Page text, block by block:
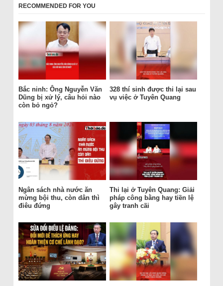
RECOMMENDED FOR YOU
Bắc ninh: Ông Nguyễn Văn
Dũng bị xử lý, câu hỏi nào
còn bỏ ngỏ?
328 thí sinh được thi lại sau
vụ việc ở Tuyên Quang
Ngân sách nhà nước ăn
mừng bội thu, còn dân thì
điêu đứng
Thi lại ở Tuyên Quang: Giải
pháp công bằng hay tiền lệ
gây tranh cãi